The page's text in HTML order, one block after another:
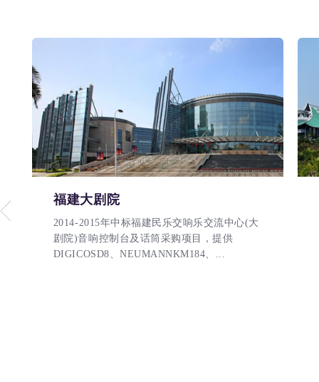
福建大剧院
2014-2015年中标福建民乐交响乐交流中心(大
剧院)音响控制台及话筒采购项目，提供
DIGICOSD8、NEUMANNKM184、...